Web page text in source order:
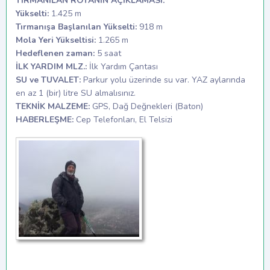
Yükselti: 1.425 m
Tırmanışa Başlanılan Yükselti: 918 m
Mola Yeri Yükseltisi: 1.265 m
Hedeflenen zaman: 5 saat
İLK YARDIM MLZ.: İlk Yardım Çantası
SU ve TUVALET: Parkur yolu üzerinde su var. YAZ aylarında
en az 1 (bir) litre SU almalısınız.
TEKNİK MALZEME: GPS, Dağ Değnekleri (Baton)
HABERLEŞME: Cep Telefonları, El Telsizi